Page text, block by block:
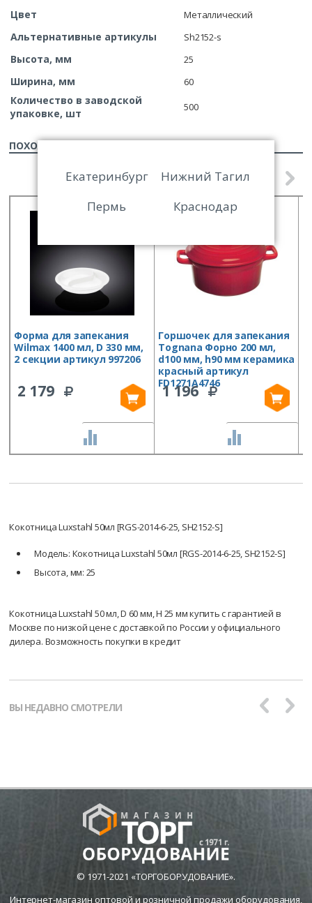
Цвет Металлический
Альтернативные артикулы Sh2152-s
Высота, мм 25
Ширина, мм 60
Количество в заводской
упаковке, шт
500
ПОХОЖИЕ ТОВАРЫ
Форма для запекания
Wilmax 1400 мл, D 330 мм,
2 секции артикул 997206
2 179
Горшочек для запекания
Tognana Форно 200 мл,
d100 мм, h90 мм керамика
красный артикул
FD1271A4746
1 196
Кокотница Luxstahl 50мл [RGS-2014-6-25, SH2152-S]
Модель: Кокотница Luxstahl 50мл [RGS-2014-6-25, SH2152-S]
Высота, мм: 25
Кокотница Luxstahl 50 мл, D 60 мм, H 25 мм купить с гарантией в
Москве по низкой цене с доставкой по России у официального
дилера. Возможность покупки в кредит
ВЫ НЕДАВНО СМОТРЕЛИ
© 1971-2021 «ТОРГОБОРУДОВАНИЕ».
Интернет-магазин оптовой и розничной продажи оборудования,
Екатеринбург
Нижний Тагил
Пермь
Краснодар